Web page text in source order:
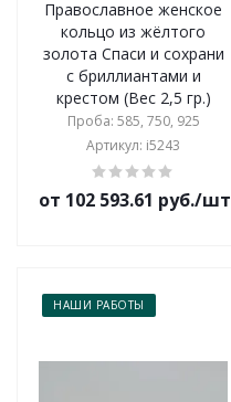
Православное женское
кольцо из жёлтого
золота Спаси и сохрани
с бриллиантами и
крестом (Вес 2,5 гр.)
Проба: 585, 750, 925
Артикул: i5243
от 102 593.61 руб./шт
НАШИ РАБОТЫ